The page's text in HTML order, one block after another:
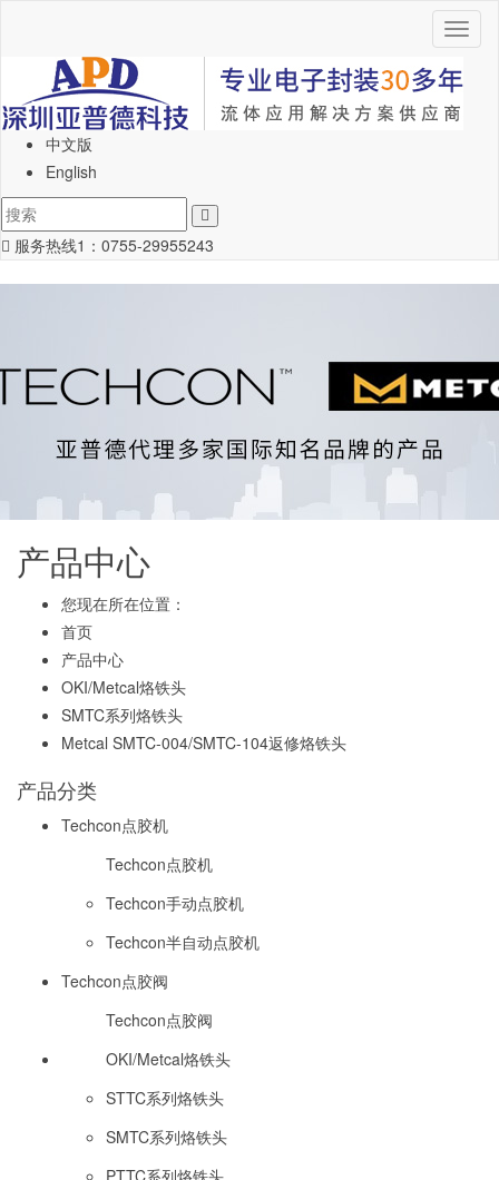
中文版
English
服务热线1： 0755-29955243
产品中心
您现在所在位置：
首页
产品中心
OKI/Metcal烙铁头
SMTC系列烙铁头
Metcal SMTC-004/SMTC-104返修烙铁头
产品分类
Techcon点胶机
Techcon点胶机
Techcon手动点胶机
Techcon半自动点胶机
Techcon点胶阀
Techcon点胶阀
OKI/Metcal烙铁头
STTC系列烙铁头
SMTC系列烙铁头
PTTC系列烙铁头